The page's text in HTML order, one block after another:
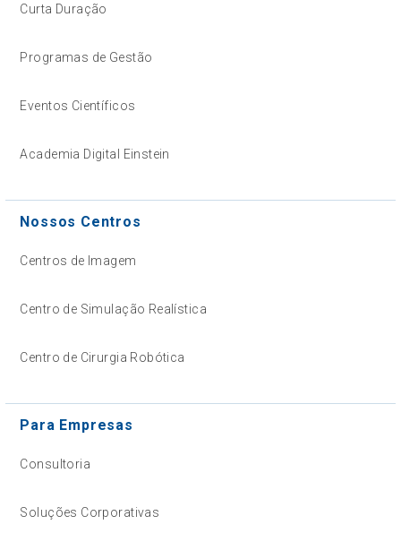
Curta Duração
Programas de Gestão
Eventos Científicos
Academia Digital Einstein
Nossos Centros
Centros de Imagem
Centro de Simulação Realística
Centro de Cirurgia Robótica
Para Empresas
Consultoria
Soluções Corporativas